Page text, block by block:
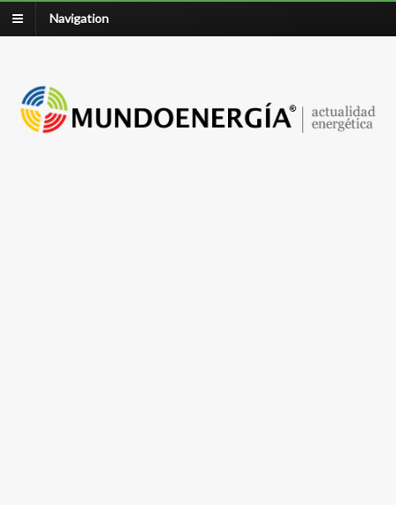
Navigation